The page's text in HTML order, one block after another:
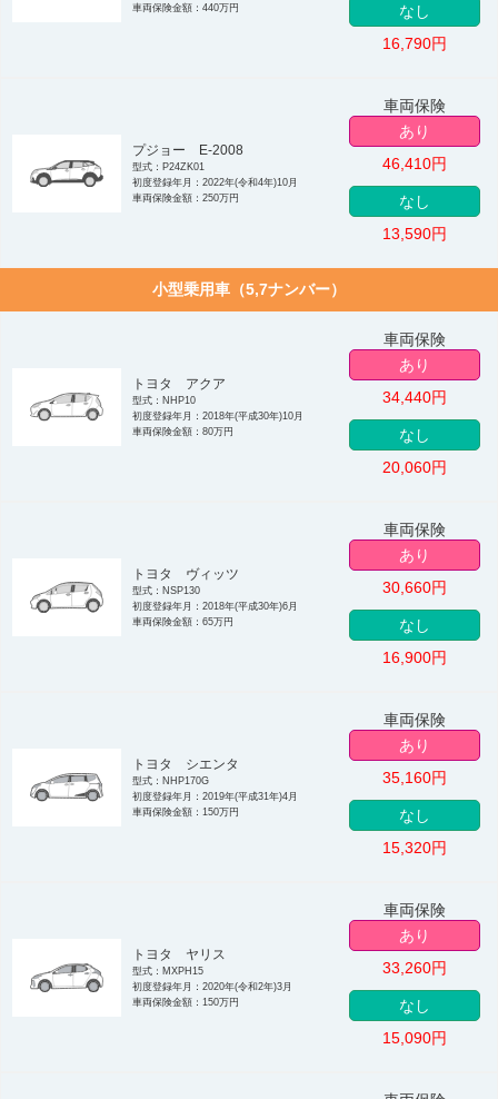
車両保険金額：440万円
なし
16,790円
プジョー E-2008
型式：P24ZK01
初度登録年月：2022年(令和4年)10月
車両保険金額：250万円
車両保険
あり
46,410円
なし
13,590円
小型乗用車（5,7ナンバー）
トヨタ アクア
型式：NHP10
初度登録年月：2018年(平成30年)10月
車両保険金額：80万円
車両保険
あり
34,440円
なし
20,060円
トヨタ ヴィッツ
型式：NSP130
初度登録年月：2018年(平成30年)6月
車両保険金額：65万円
車両保険
あり
30,660円
なし
16,900円
トヨタ シエンタ
型式：NHP170G
初度登録年月：2019年(平成31年)4月
車両保険金額：150万円
車両保険
あり
35,160円
なし
15,320円
トヨタ ヤリス
型式：MXPH15
初度登録年月：2020年(令和2年)3月
車両保険金額：150万円
車両保険
あり
33,260円
なし
15,090円